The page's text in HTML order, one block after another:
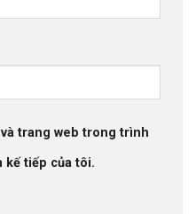
trang web trong trình
kế tiếp của tôi.